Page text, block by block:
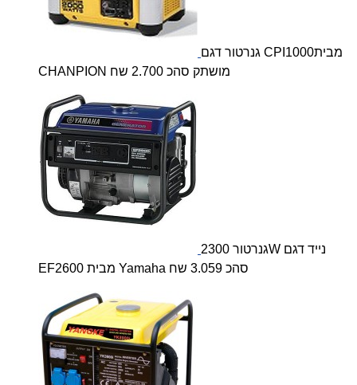
גנרטור דגם CPI1000מבית
CHANPION מושתק סהכ 2.700 שח
גנרטור 2300W נייד דגם
EF2600 מבית Yamaha סהכ 3.059 שח